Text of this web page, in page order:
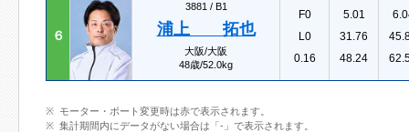
６
3881 / B1
浦上 拓也
大阪/大阪
48歳/52.0kg
F0
L0
0.16
5.01
31.76
48.24
モーター・ボート変更時は赤で表示されます。
集計期間内にデータがない場合は「-」で表示されます。